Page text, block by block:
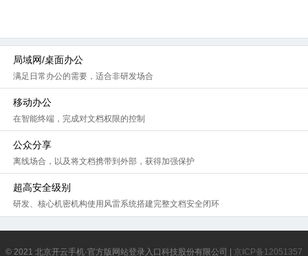
局域网/桌面办公
满足日常办公的需要，适合非研发场合
移动办公
在智能终端，完成对文档权限的控制
公众分享
离线场合，以及将文档携带到外部，获得加强保护
超高安全级别
研发、核心机密机构使用风雷系统搭建完整文档安全闭环
© 2021 北京开云手机·官方版网站登录入口科技股份有限公司 | 京ICP备12051357